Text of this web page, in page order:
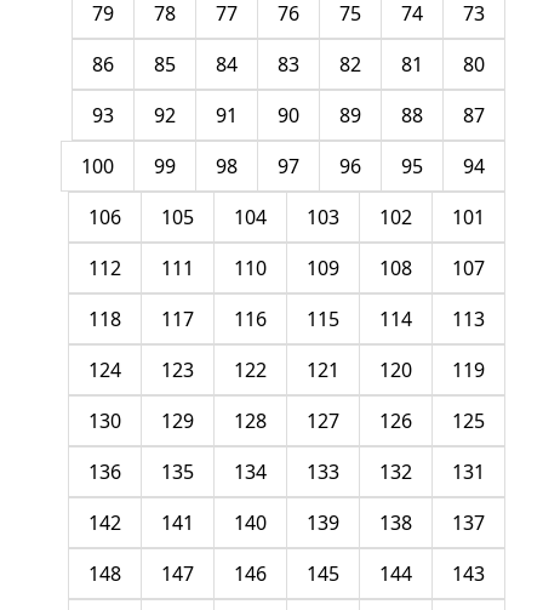
73
74
75
76
77
78
79
80
81
82
83
84
85
86
87
88
89
90
91
92
93
94
95
96
97
98
99
100
101
102
103
104
105
106
107
108
109
110
111
112
113
114
115
116
117
118
119
120
121
122
123
124
125
126
127
128
129
130
131
132
133
134
135
136
137
138
139
140
141
142
143
144
145
146
147
148